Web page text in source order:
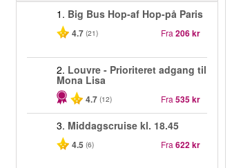
1. Big Bus Hop-af Hop-på Paris
4.7 (21) Fra 206 kr
2. Louvre - Prioriteret adgang til
Mona Lisa
4.7 (12) Fra 535 kr
3. Middagscruise kl. 18.45
4.5 (6) Fra 622 kr